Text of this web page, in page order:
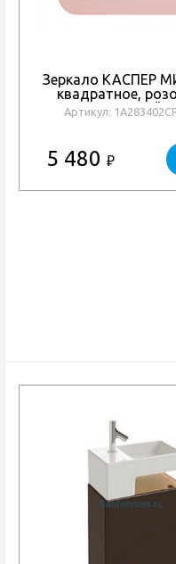
Зеркало КАСПЕР
квадратное,
матовый
Артикул:
5 480 ₽